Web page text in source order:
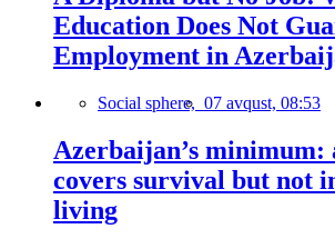
Education Does Not
Employment in
Social sphere, 07 avqust, 08:53
Azerbaijan’s minimum:
covers survival but not
living